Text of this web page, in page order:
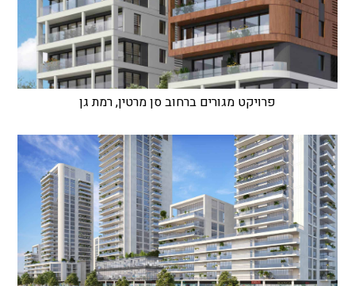
פרויקט מגורים ברחוב סן מרטין, רמת גן